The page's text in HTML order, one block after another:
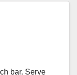
bar. Serve